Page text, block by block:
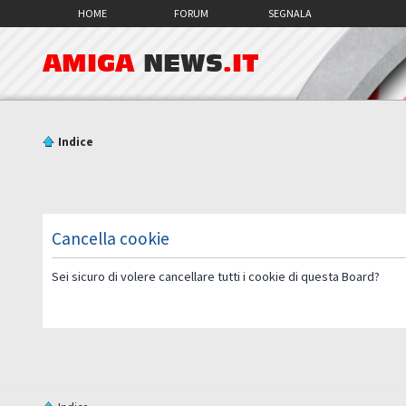
HOME FORUM SEGNALA
AMIGA NEWS.IT
Indice
Cancella cookie
Sei sicuro di volere cancellare tutti i cookie di questa Board?